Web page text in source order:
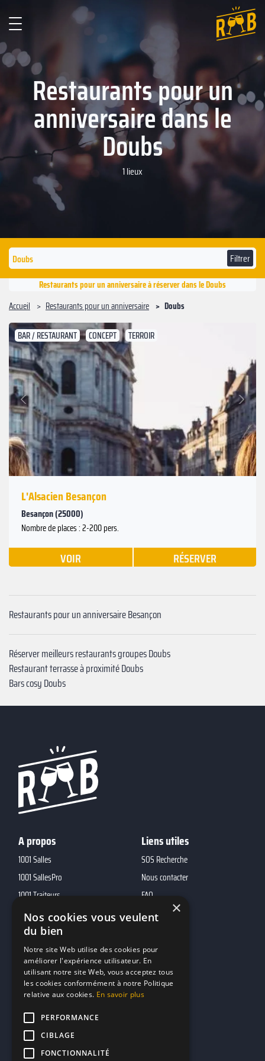
Restaurants pour un
anniversaire dans le
Doubs
1 lieux
Filtrer
Restaurants pour un anniversaire à réserver dans le Doubs
Accueil
Restaurants pour un anniversaire Doubs
BAR / RESTAURANT CONCEPT TERROIR
Précédent
Suivant
L'Alsacien Besançon
Besançon (25000)
Nombre de places : 2-200 pers.
VOIR RÉSERVER
Restaurants pour un anniversaire Besançon
Réserver meilleurs restaurants groupes Doubs
Restaurant terrasse à proximité Doubs
Bars cosy Doubs
A propos
1001 Salles
1001 SallesPro
1001 Traiteurs
1001 DJ
10h01
MP2
Liens utiles
SOS Recherche
Nous contacter
FAQ
Contacts
marketing@reserverunbar.fr
11 rue Maurice Grandcoing
94200 Ivry-sur-Seine
×
Nos cookies vous veulent
du bien
Notre site Web utilise des cookies pour
améliorer l'expérience utilisateur. En
utilisant notre site Web, vous acceptez tous
les cookies conformément à notre Politique
relative aux cookies. En savoir plus
PERFORMANCE
CIBLAGE
FONCTIONNALITÉ